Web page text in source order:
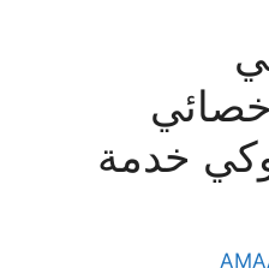
اخصائي
خدمة